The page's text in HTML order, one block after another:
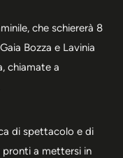
che schiererà 8
Bozza e Lavinia
chiamate a
di spettacolo e di
a mettersi in